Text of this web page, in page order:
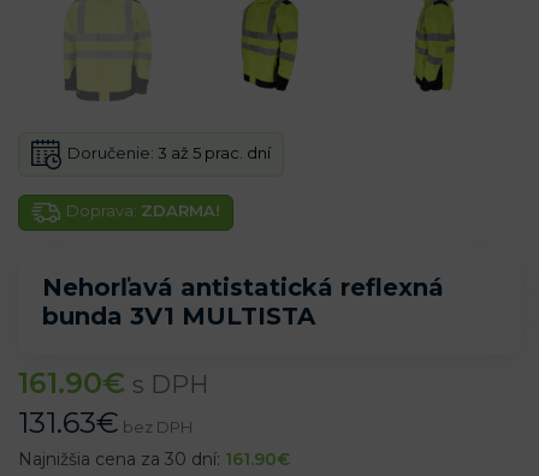
Nehorľavá antistatická reflexná
bunda 3V1 MULTISTA
Doprava: ZDARMA!
Doručenie: 3 až 5 prac. dní
161.90€ s DPH
131.63€ bez DPH
Najnižšia cena za 30 dní: 161.90€